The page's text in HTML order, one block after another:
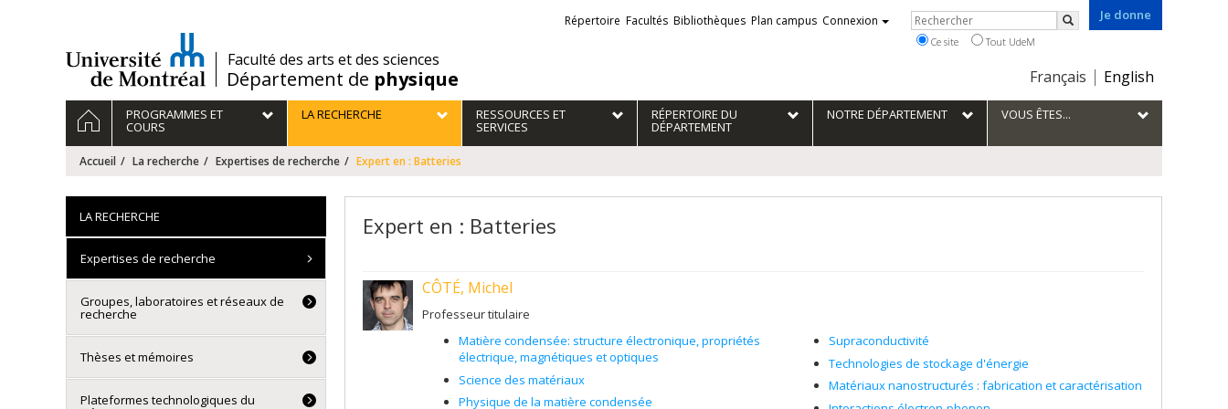
/Faculté des arts et des sciences
Département de physique
Je donne
Choix
la
langue
Français English
Liens
externes
Répertoire Facultés Bibliothèques Plan campus Connexion Rechercher
Rechercher
Ce site Tout UdeM
Navigation
principale
ACCUEILPROGRAMMES ET
COURS
LA RECHERCHE RESSOURCES ET
SERVICES
RÉPERTOIRE DU
DÉPARTEMENT
NOTRE DÉPARTEMENT VOUS ÊTES...
Accueil La recherche Expertises de recherche Expert en : Batteries
Expert en : Batteries
CÔTÉ, Michel
Professeur titulaire
Matière condensée: structure électronique, propriétés
électrique, magnétiques et optiques
Science des matériaux
Physique de la matière condensée
Supraconductivité
Technologies de stockage d'énergie
Matériaux nanostructurés : fabrication et caractérisation
LA RECHERCHE
Expertises de recherche
Groupes, laboratoires et réseaux de
recherche
Thèses et mémoires
Plateformes technologiques du